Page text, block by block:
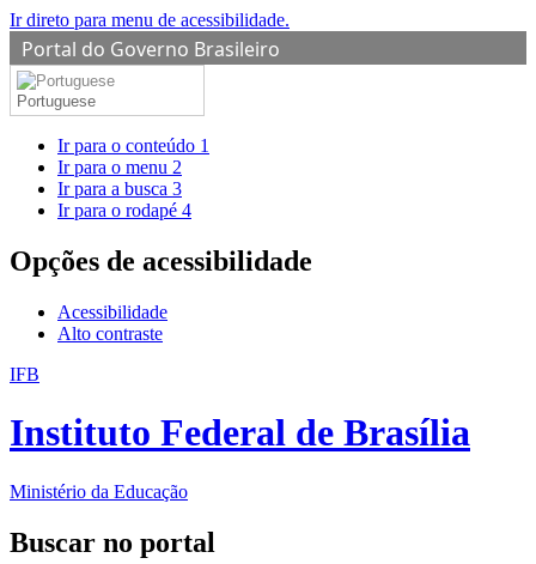
Ir direto para menu de acessibilidade.
Portal do Governo Brasileiro
Portuguese
Ir para o conteúdo 1
Ir para o menu 2
Ir para a busca 3
Ir para o rodapé 4
Opções de acessibilidade
Acessibilidade
Alto contraste
IFB
Instituto Federal de Brasília
Ministério da Educação
Buscar no portal